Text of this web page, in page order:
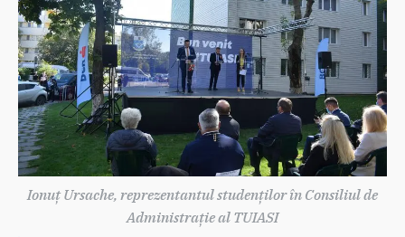
Ionuț Ursache, reprezentantul studenților în Consiliul de
Administrație al TUIASI